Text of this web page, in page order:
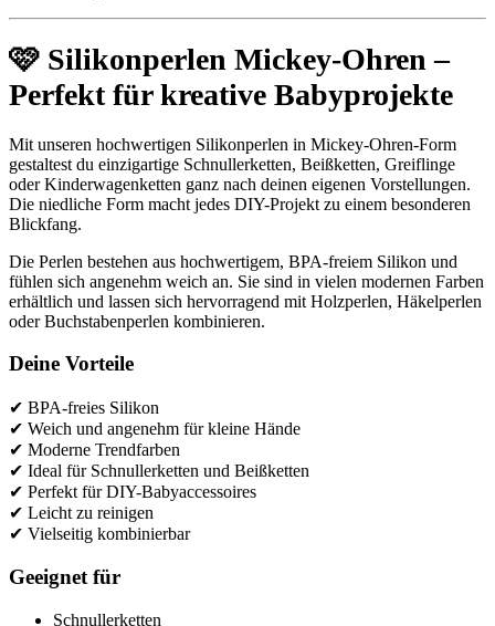
🩷 Silikonperlen Mickey-Ohren –
Perfekt für kreative Babyprojekte
Mit unseren hochwertigen Silikonperlen in Mickey-Ohren-Form
gestaltest du einzigartige Schnullerketten, Beißketten, Greiflinge
oder Kinderwagenketten ganz nach deinen eigenen Vorstellungen.
Die niedliche Form macht jedes DIY-Projekt zu einem besonderen
Blickfang.
Die Perlen bestehen aus hochwertigem, BPA-freiem Silikon und
fühlen sich angenehm weich an. Sie sind in vielen modernen Farben
erhältlich und lassen sich hervorragend mit Holzperlen, Häkelperlen
oder Buchstabenperlen kombinieren.
Deine Vorteile
✔ BPA-freies Silikon
✔ Weich und angenehm für kleine Hände
✔ Moderne Trendfarben
✔ Ideal für Schnullerketten und Beißketten
✔ Perfekt für DIY-Babyaccessoires
✔ Leicht zu reinigen
✔ Vielseitig kombinierbar
Geeignet für
Schnullerketten